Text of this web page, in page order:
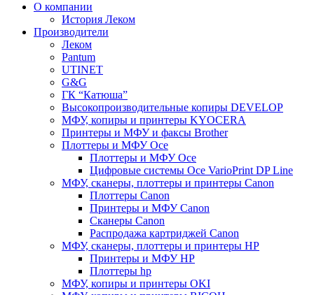
О компании
История Леком
Производители
Леком
Pantum
UTINET
G&G
ГК “Катюша”
Высокопроизводительные копиры DEVELOP
МФУ, копиры и принтеры KYOCERA
Принтеры и МФУ и факсы Brother
Плоттеры и МФУ Oce
Плоттеры и МФУ Oce
Цифровые системы Oce VarioPrint DP Line
МФУ, сканеры, плоттеры и принтеры Canon
Плоттеры Canon
Принтеры и МФУ Canon
Сканеры Canon
Распродажа картриджей Canon
МФУ, сканеры, плоттеры и принтеры HP
Принтеры и МФУ HP
Плоттеры hp
МФУ, копиры и принтеры OKI